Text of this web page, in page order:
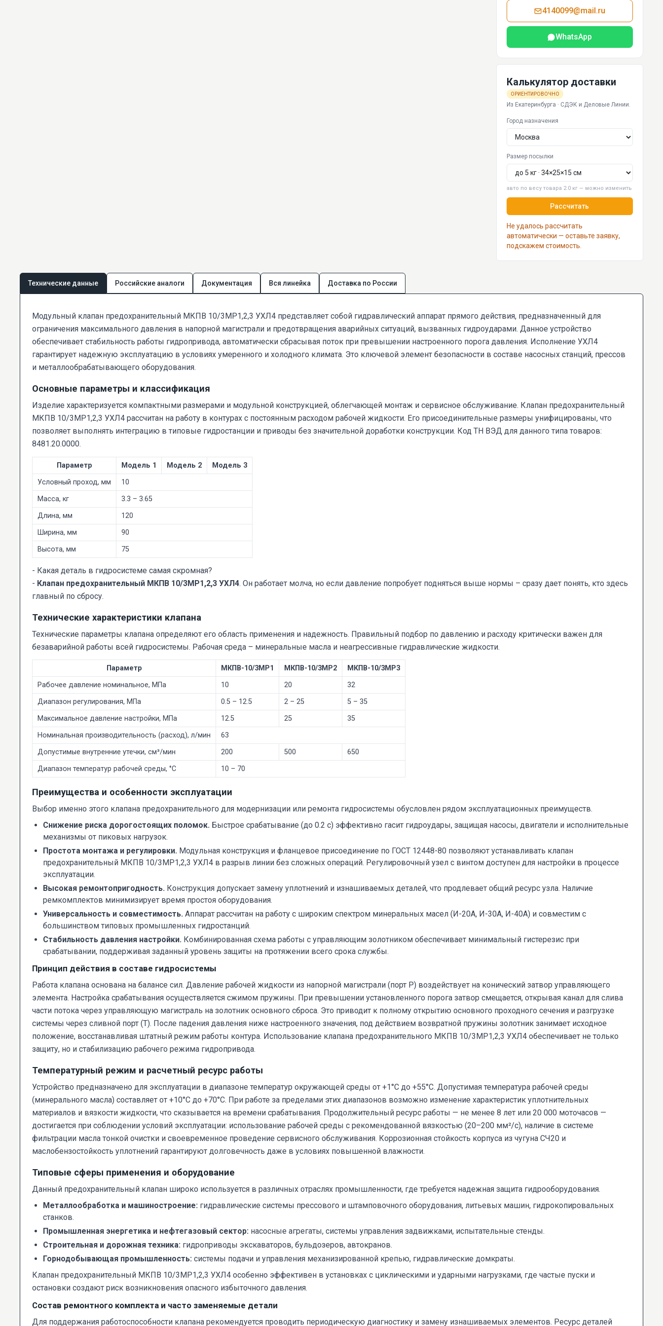
4140099@mail.ru
WhatsApp
Калькулятор доставки
ОРИЕНТИРОВОЧНО
Из Екатеринбурга · СДЭК и Деловые Линии.
Город назначения
Размер посылки
авто по весу товара 2.0 кг — можно изменить
Рассчитать
Не удалось рассчитать
автоматически — оставьте заявку,
подскажем стоимость.
Технические данные Российские аналоги Документация Вся линейка Доставка по России
Модульный клапан предохранительный МКПВ 10/3МР1,2,3 УХЛ4 представляет собой гидравлический аппарат прямого действия, предназначенный для
ограничения максимального давления в напорной магистрали и предотвращения аварийных ситуаций, вызванных гидроударами. Данное устройство
обеспечивает стабильность работы гидропривода, автоматически сбрасывая поток при превышении настроенного порога давления. Исполнение УХЛ4
гарантирует надежную эксплуатацию в условиях умеренного и холодного климата. Это ключевой элемент безопасности в составе насосных станций, прессов
и металлообрабатывающего оборудования.
Основные параметры и классификация
Изделие характеризуется компактными размерами и модульной конструкцией, облегчающей монтаж и сервисное обслуживание. Клапан предохранительный
МКПВ 10/3МР1,2,3 УХЛ4 рассчитан на работу в контурах с постоянным расходом рабочей жидкости. Его присоединительные размеры унифицированы, что
позволяет выполнять интеграцию в типовые гидростанции и приводы без значительной доработки конструкции. Код ТН ВЭД для данного типа товаров:
8481.20.0000.
Параметр Модель 1 Модель 2
Модель 3
Условный проход, мм
10
Масса, кг
3.3 – 3.65
Длина, мм
120
Ширина, мм
90
Высота, мм
75
- Какая деталь в гидросистеме самая скромная?
- Клапан предохранительный МКПВ 10/3МР1,2,3 УХЛ4. Он работает молча, но если давление попробует подняться выше нормы – сразу дает понять, кто здесь
главный по сбросу.
Технические характеристики клапана
Технические параметры клапана определяют его область применения и надежность. Правильный подбор по давлению и расходу критически важен для
безаварийной работы всей гидросистемы. Рабочая среда – минеральные масла и неагрессивные гидравлические жидкости.
Параметр МКПВ-10/3МР1 МКПВ-10/3МР2
МКПВ-10/3МР3
Рабочее давление номинальное, МПа
10 20
32
Диапазон регулирования, МПа
0.5 – 12.5 2 – 25
5 – 35
Максимальное давление настройки, МПа
12.5 25
35
Номинальная производительность (расход), л/мин
63
Допустимые внутренние утечки, см³/мин
200 500
650
Диапазон температур рабочей среды, °C
10 – 70
Преимущества и особенности эксплуатации
Выбор именно этого клапана предохранительного для модернизации или ремонта гидросистемы обусловлен рядом эксплуатационных преимуществ.
Снижение риска дорогостоящих поломок. Быстрое срабатывание (до 0.2 с) эффективно гасит гидроудары, защищая насосы, двигатели и исполнительные
механизмы от пиковых нагрузок.
Простота монтажа и регулировки. Модульная конструкция и фланцевое присоединение по ГОСТ 12448-80 позволяют устанавливать клапан
предохранительный МКПВ 10/3МР1,2,3 УХЛ4 в разрыв линии без сложных операций. Регулировочный узел с винтом доступен для настройки в процессе
эксплуатации.
Высокая ремонтопригодность. Конструкция допускает замену уплотнений и изнашиваемых деталей, что продлевает общий ресурс узла. Наличие
ремкомплектов минимизирует время простоя оборудования.
Универсальность и совместимость. Аппарат рассчитан на работу с широким спектром минеральных масел (И-20А, И-30А, И-40А) и совместим с
большинством типовых промышленных гидростанций.
Стабильность давления настройки. Комбинированная схема работы с управляющим золотником обеспечивает минимальный гистерезис при
срабатывании, поддерживая заданный уровень защиты на протяжении всего срока службы.
Принцип действия в составе гидросистемы
Работа клапана основана на балансе сил. Давление рабочей жидкости из напорной магистрали (порт Р) воздействует на конический затвор управляющего
элемента. Настройка срабатывания осуществляется сжимом пружины. При превышении установленного порога затвор смещается, открывая канал для слива
части потока через управляющую магистраль на золотник основного сброса. Это приводит к полному открытию основного проходного сечения и разгрузке
системы через сливной порт (Т). После падения давления ниже настроенного значения, под действием возвратной пружины золотник занимает исходное
положение, восстанавливая штатный режим работы контура. Использование клапана предохранительного МКПВ 10/3МР1,2,3 УХЛ4 обеспечивает не только
защиту, но и стабилизацию рабочего режима гидропривода.
Температурный режим и расчетный ресурс работы
Устройство предназначено для эксплуатации в диапазоне температур окружающей среды от +1°C до +55°C. Допустимая температура рабочей среды
(минерального масла) составляет от +10°C до +70°C. При работе за пределами этих диапазонов возможно изменение характеристик уплотнительных
материалов и вязкости жидкости, что сказывается на времени срабатывания. Продолжительный ресурс работы — не менее 8 лет или 20 000 моточасов —
достигается при соблюдении условий эксплуатации: использование рабочей среды с рекомендованной вязкостью (20–200 мм²/с), наличие в системе
фильтрации масла тонкой очистки и своевременное проведение сервисного обслуживания. Коррозионная стойкость корпуса из чугуна СЧ20 и
маслобензостойкость уплотнений гарантируют долговечность даже в условиях повышенной влажности.
Типовые сферы применения и оборудование
Данный предохранительный клапан широко используется в различных отраслях промышленности, где требуется надежная защита гидрооборудования.
Металлообработка и машиностроение: гидравлические системы прессового и штамповочного оборудования, литьевых машин, гидрокопировальных
станков.
Промышленная энергетика и нефтегазовый сектор: насосные агрегаты, системы управления задвижками, испытательные стенды.
Строительная и дорожная техника: гидроприводы экскаваторов, бульдозеров, автокранов.
Горнодобывающая промышленность: системы подачи и управления механизированной крепью, гидравлические домкраты.
Клапан предохранительный МКПВ 10/3МР1,2,3 УХЛ4 особенно эффективен в установках с циклическими и ударными нагрузками, где частые пуски и
остановки создают риск возникновения опасного избыточного давления.
Состав ремонтного комплекта и часто заменяемые детали
Для поддержания работоспособности клапана рекомендуется проводить периодическую диагностику и замену изнашиваемых элементов. Ресурс деталей